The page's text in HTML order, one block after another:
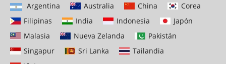
Argentina Australia China
Corea
Filipinas
India Indonesia
Japón
Malasia
Nueva Zelanda
Pakistán
Singapur
Sri Lanka
Tailandia